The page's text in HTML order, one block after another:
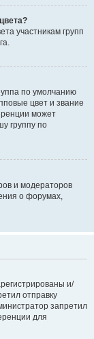
участникам групп
по умолчанию
цвет и звание
может
группу по
и модераторов
о форумах,
и/
отправку
запретил
для